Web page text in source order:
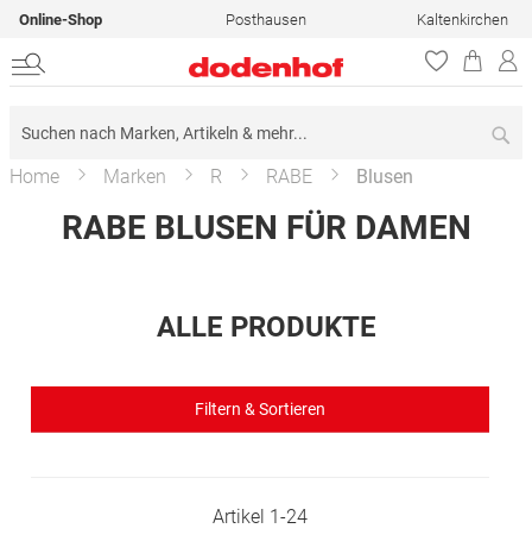
Online-Shop Posthausen Kaltenkirchen
Home Marken R RABE Blusen
RABE BLUSEN FÜR DAMEN
ALLE PRODUKTE
Filtern & Sortieren
Artikel 1-24